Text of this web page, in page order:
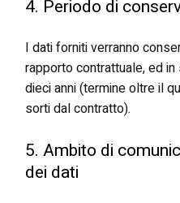
4. Periodo di
I dati forniti verranno
rapporto contrattuale, ed
dieci anni (termine oltre il
sorti dal contratto).
5. Ambito di
dei dati